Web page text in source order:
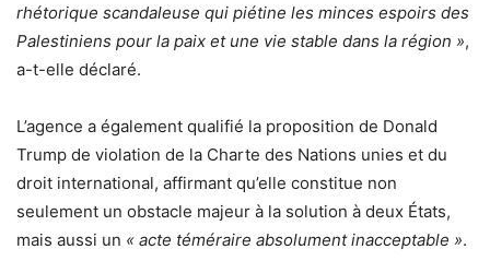
rhétorique scandaleuse qui piétine les minces espoirs des
Palestiniens pour la paix et une vie stable dans la région »,
a-t-elle déclaré.
L’agence a également qualifié la proposition de Donald
Trump de violation de la Charte des Nations unies et du
droit international, affirmant qu’elle constitue non
seulement un obstacle majeur à la solution à deux États,
mais aussi un « acte téméraire absolument inacceptable ».